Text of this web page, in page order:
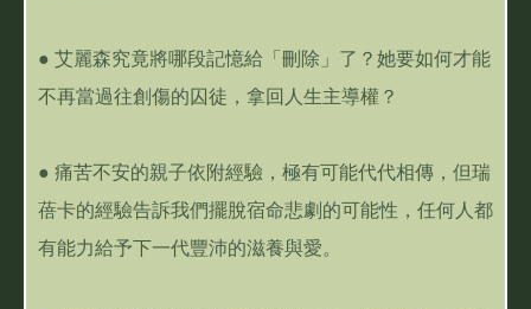
● 艾麗森究竟將哪段記憶給「刪除」了？她要如何才能
不再當過往創傷的囚徒，拿回人生主導權？
● 痛苦不安的親子依附經驗，極有可能代代相傳，但瑞
蓓卡的經驗告訴我們擺脫宿命悲劇的可能性，任何人都
有能力給予下一代豐沛的滋養與愛。